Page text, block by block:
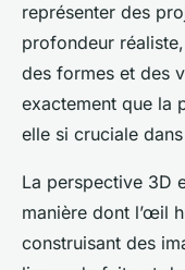
représenter des
profondeur
des formes et des
exactement que la
elle si cruciale
La perspective 3D
manière dont l’œil
construisant des